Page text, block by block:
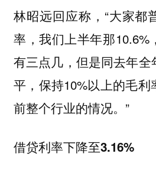
林昭远回应称，“大家都
率，我们上半年那10.6%
有三点几，但是同去年
平，保持10%以上的毛利
前整个行业的情况。”
借贷利率下降至3.16%